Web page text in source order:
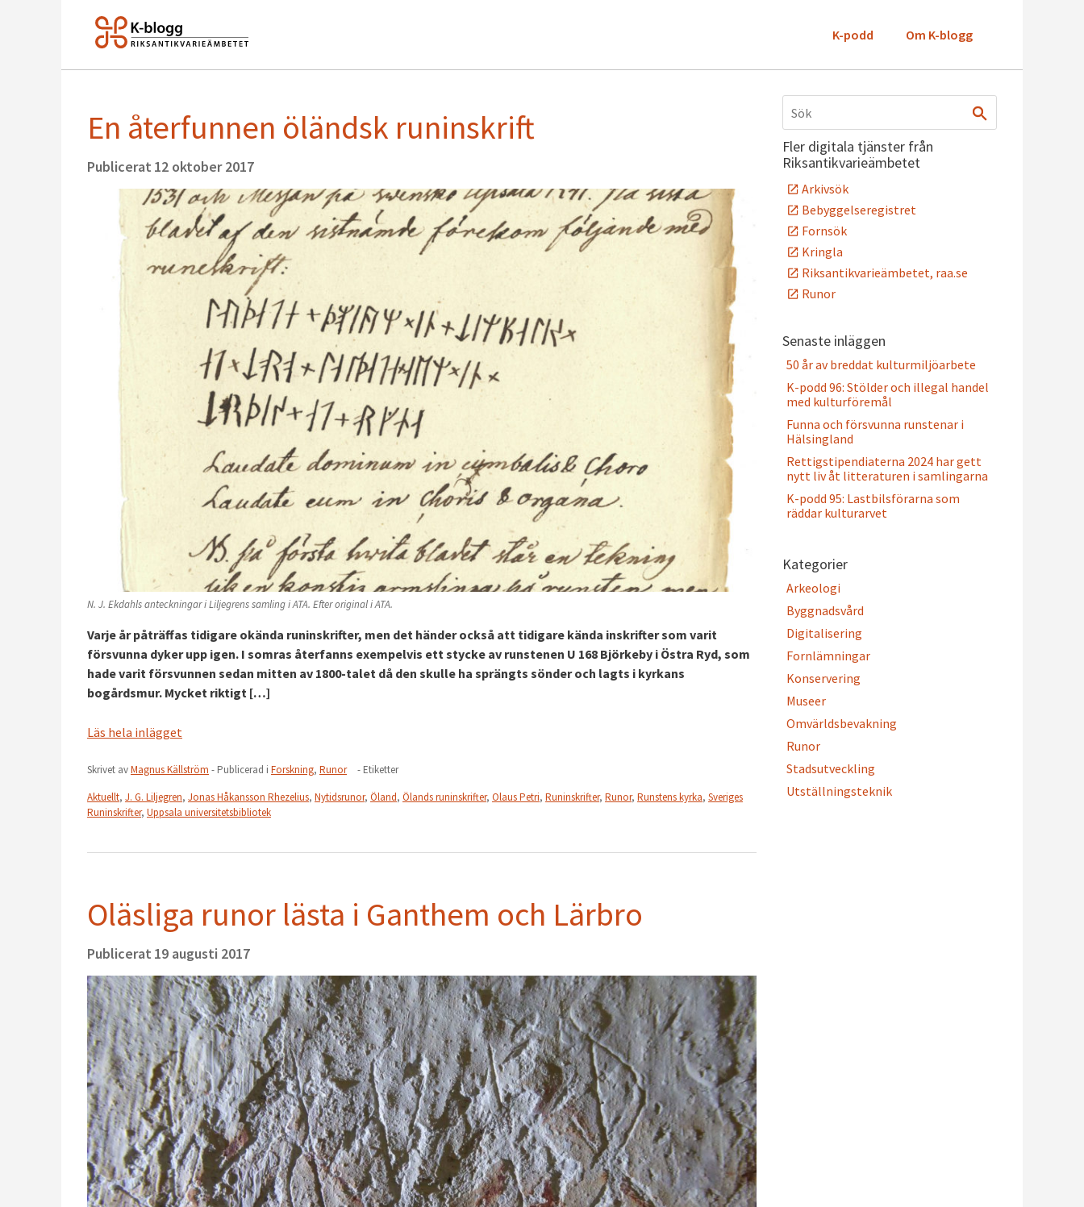
K-podd Om K-blogg
En återfunnen öländsk runinskrift
Publicerat 12 oktober 2017
N. J. Ekdahls anteckningar i Liljegrens samling i ATA. Efter original i ATA.
Varje år påträffas tidigare okända runinskrifter, men det händer också att tidigare kända inskrifter som varit
försvunna dyker upp igen. I somras återfanns exempelvis ett stycke av runstenen U 168 Björkeby i Östra Ryd, som
hade varit försvunnen sedan mitten av 1800-talet då den skulle ha sprängts sönder och lagts i kyrkans
bogårdsmur. Mycket riktigt […]
Läs hela inlägget
Skrivet avMagnus Källström - Publicerad i Forskning, Runor
- Etiketter
Aktuellt, J. G. Liljegren, Jonas Håkansson Rhezelius, Nytidsrunor, Öland, Ölands runinskrifter, Olaus Petri, Runinskrifter, Runor, Runstens kyrka, Sveriges
Runinskrifter, Uppsala universitetsbibliotek
Oläsliga runor lästa i Ganthem och Lärbro
Publicerat 19 augusti 2017
Fler digitala tjänster från
Riksantikvarieämbetet
Arkivsök
Bebyggelseregistret
Fornsök
Kringla
Riksantikvarieämbetet, raa.se
Runor
Senaste inläggen
50 år av breddat kulturmiljöarbete
K-podd 96: Stölder och illegal handel
med kulturföremål
Funna och försvunna runstenar i
Hälsingland
Rettigstipendiaterna 2024 har gett
nytt liv åt litteraturen i samlingarna
K-podd 95: Lastbilsförarna som
räddar kulturarvet
Kategorier
Arkeologi
Byggnadsvård
Digitalisering
Fornlämningar
Konservering
Museer
Omvärldsbevakning
Runor
Stadsutveckling
Utställningsteknik